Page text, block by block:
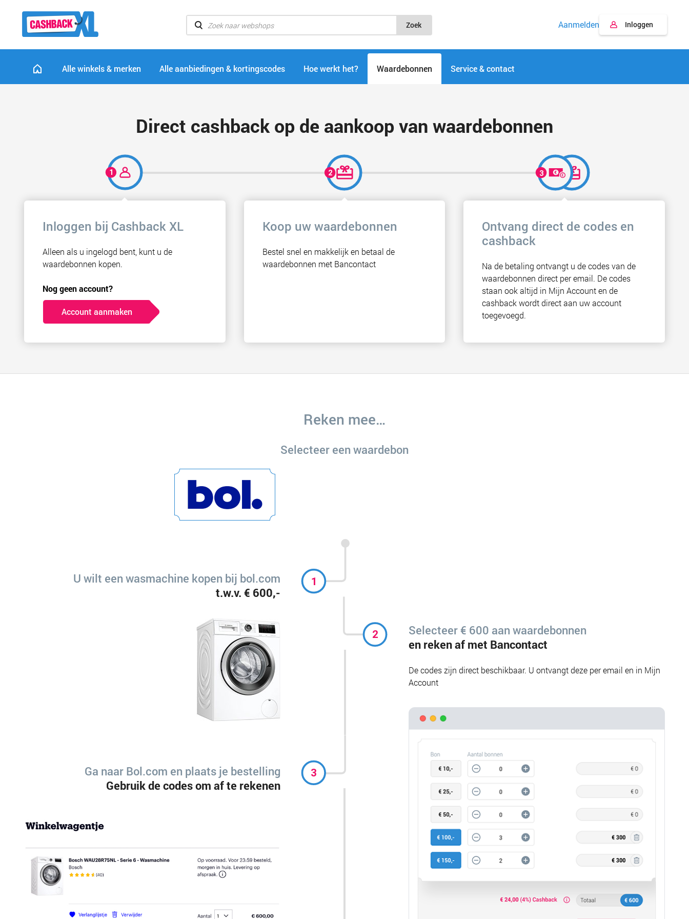
Zoek Aanmelden Inloggen
Alle winkels & merken Alle aanbiedingen & kortingscodes Hoe werkt het? Waardebonnen Service & contact
Direct cashback op de aankoop van waardebonnen
Inloggen bij Cashback XL
Alleen als u ingelogd bent, kunt u de
waardebonnen kopen.
Nog geen account?
Account aanmaken
Koop uw waardebonnen
Bestel snel en makkelijk en betaal de
waardebonnen met Bancontact
Ontvang direct de codes en
cashback
Na de betaling ontvangt u de codes van de
waardebonnen direct per email. De codes
staan ook altijd in Mijn Account en de
cashback wordt direct aan uw account
toegevoegd.
Reken mee…
Selecteer een waardebon
U wilt een wasmachine kopen bij bol.com
t.w.v. € 600,-
Selecteer € 600 aan waardebonnen
en reken af met Bancontact
De codes zijn direct beschikbaar. U ontvangt deze per email en in Mijn
Account
Ga naar Bol.com en plaats je bestelling
Gebruik de codes om af te rekenen